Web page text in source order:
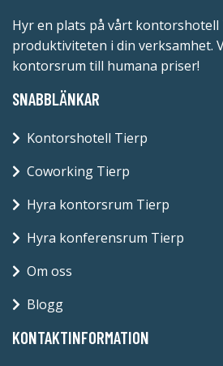
Hyr en plats på vårt kontorshotell
produktiviteten i din verksamhet.
kontorsrum till humana priser!
SNABBLÄNKAR
Kontorshotell Tierp
Coworking Tierp
Hyra kontorsrum Tierp
Hyra konferensrum Tierp
Om oss
Blogg
KONTAKTINFORMATION